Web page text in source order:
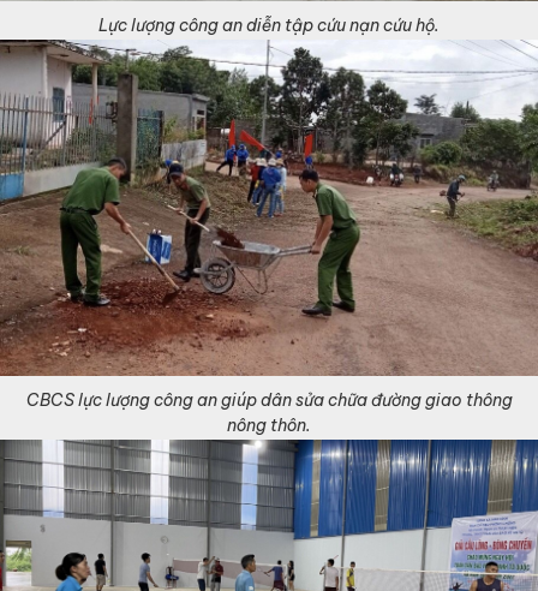
Lực lượng công an diễn tập cứu nạn cứu hộ.
CBCS lực lượng công an giúp dân sửa chữa đường giao thông
nông thôn.